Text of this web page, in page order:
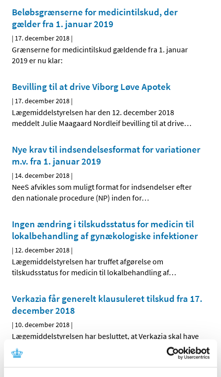
Beløbsgrænserne for medicintilskud, der
gælder fra 1. januar 2019
| 17. december 2018 |
Grænserne for medicintilskud gældende fra 1. januar
2019 er nu klar:
Bevilling til at drive Viborg Løve Apotek
| 17. december 2018 |
Lægemiddelstyrelsen har den 12. december 2018
meddelt Julie Maagaard Nordleif bevilling til at drive…
Nye krav til indsendelsesformat for variationer
m.v. fra 1. januar 2019
| 14. december 2018 |
NeeS afvikles som muligt format for indsendelser efter
den nationale procedure (NP) inden for…
Ingen ændring i tilskudsstatus for medicin til
lokalbehandling af gynækologiske infektioner
| 12. december 2018 |
Lægemiddelstyrelsen har truffet afgørelse om
tilskudsstatus for medicin til lokalbehandling af…
Verkazia får generelt klausuleret tilskud fra 17.
december 2018
| 10. december 2018 |
Lægemiddelstyrelsen har besluttet, at Verkazia skal have
generelt klausuleret tilskud til børn og unge med svær…